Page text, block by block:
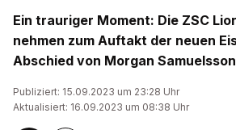
Ein trauriger Moment: Die ZSC
nehmen zum Auftakt der neuen
Abschied von Morgan
Publiziert: 15.09.2023 um 23:28 Uhr
Aktualisiert: 16.09.2023 um 08:38 Uhr